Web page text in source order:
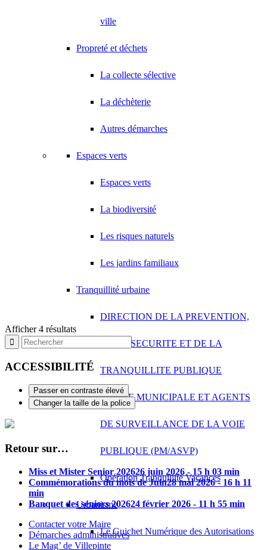
ville
Propreté et déchets
La collecte sélective
La déchèterie
Autres démarches
Espaces verts
Espaces verts
La biodiversité
Les risques naturels
Les jardins familiaux
Tranquillité urbaine
DIRECTION DE LA PREVENTION,
DE LA SECURITE ET DE LA
TRANQUILLITE PUBLIQUE
POLICE MUNICIPALE ET AGENTS
DE SURVEILLANCE DE LA VOIE
PUBLIQUE (PM/ASVP)
Opération Tranquillité Vacances
Urbanisme
Le Guichet Numérique des Autorisations
Afficher 4 résultats
ACCESSIBILITÉ
Passer en contraste élevé
Changer la taille de la police
Retour sur…
Miss et Mister Senior 202626 juin 2026 - 15 h 03 min
Commémorations du mois de Juin28 mai 2026 - 16 h 11
min
Banquet des séniors 202624 février 2026 - 11 h 55 min
Contacter votre Maire
Démarches administratives
Le Mag’ de Villepinte